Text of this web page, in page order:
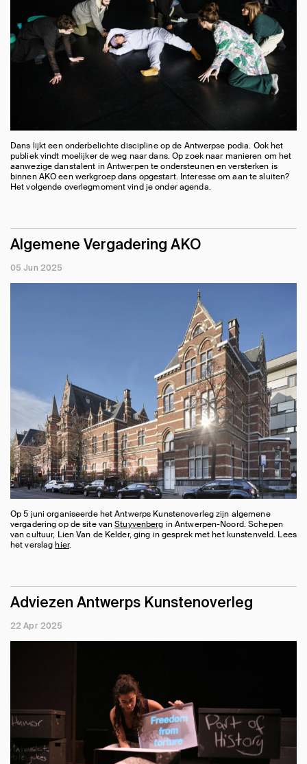
Dans lijkt een onderbelichte discipline op de Antwerpse podia. Ook het
publiek vindt moelijker de weg naar dans. Op zoek naar manieren om het
aanwezige danstalent in Antwerpen te ondersteunen en versterken is
binnen AKO een werkgroep dans opgestart. Interesse om aan te sluiten?
Het volgende overlegmoment vind je onder agenda.
Algemene Vergadering AKO
05 Jun 2025
Op 5 juni organiseerde het Antwerps Kunstenoverleg zijn algemene
vergadering op de site vanStuyvenberg in Antwerpen-Noord. Schepen
van cultuur, Lien Van de Kelder, ging in gesprek met het kunstenveld. Lees
het verslaghier.
Adviezen Antwerps Kunstenoverleg
22 Apr 2025